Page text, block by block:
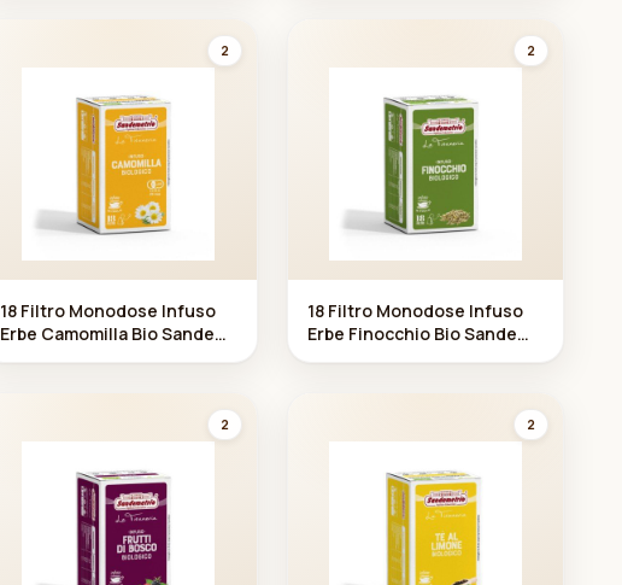
2
18 Filtro Monodose Infuso
Erbe Camomilla Bio Sande
2
18 Filtro Monodose Infuso
Erbe Finocchio Bio Sande
2 2